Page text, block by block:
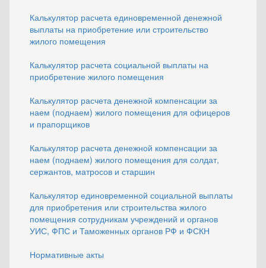
Калькулятор расчета единовременной денежной
выплаты на приобретение или строительство
жилого помещения
Калькулятор расчета социальной выплаты на
приобретение жилого помещения
Калькулятор расчета денежной компенсации за
наем (поднаем) жилого помещения для офицеров
и прапорщиков
Калькулятор расчета денежной компенсации за
наем (поднаем) жилого помещения для солдат,
сержантов, матросов и старшин
Калькулятор единовременной социальной выплаты
для приобретения или строительства жилого
помещения сотрудникам учреждений и органов
УИС, ФПС и Таможенных органов РФ и ФСКН
Нормативные акты